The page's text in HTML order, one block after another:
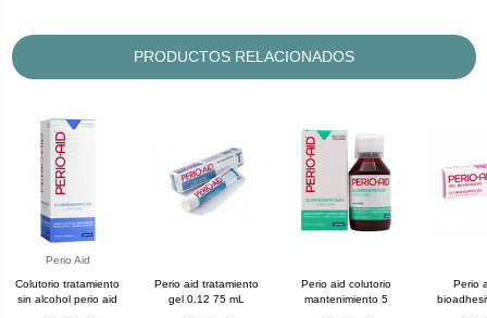
PRODUCTOS RELACIONADOS
Perio Aid
Colutorio tratamiento
sin alcohol perio aid
Perio aid tratamiento
gel 0.12 75 mL
Perio aid colutorio
mantenimiento 5
Perio